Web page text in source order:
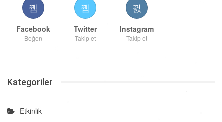
Facebook
Beğen
Twitter
Takip et
Instagram
Takip et
Kategoriler
Etkinlik